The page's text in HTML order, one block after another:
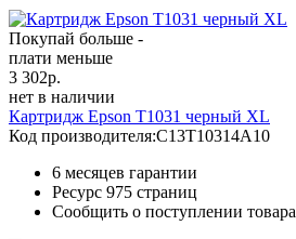
Покупай больше -
плати меньше
3 302р.
нет в наличии
Картридж Epson T1031 черный XL
Код производителя:C13T10314A10
6 месяцев гарантии
Ресурс 975 страниц
Сообщить о поступлении товара